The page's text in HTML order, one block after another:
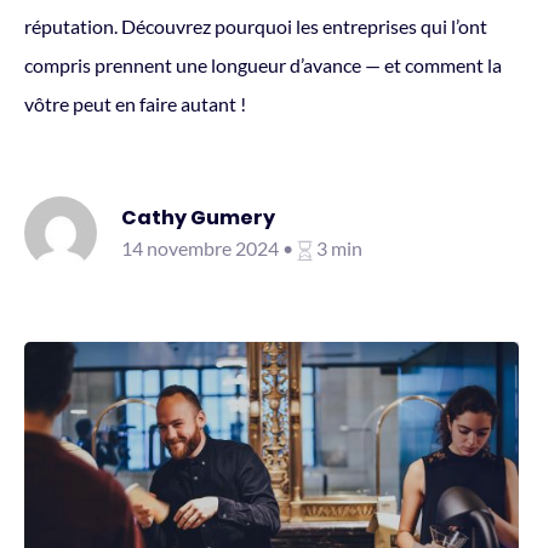
réputation. Découvrez pourquoi les entreprises qui l’ont
compris prennent une longueur d’avance — et comment la
vôtre peut en faire autant !
Cathy Gumery
14 novembre 2024 • 3 min